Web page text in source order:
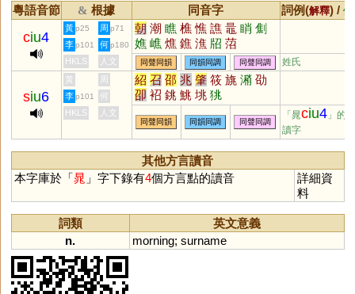
粵語音節 & 根據 同音字 詞例(解釋) /
ciu4
黃 p25 周 p71 朝 潮 瞧 樵 憔 譙 鼂 睄 劁
嫶 嶕 燋 鐎 潐 牊 菬
李 p101 何 p180
HKLS 人文 同聲同韻 同韻同調 同聲同調 姓氏
siu6
黃 周 紹 召 邵 兆 肇 筱 旐 潲 劭
卲 袑 銚 鮡 垗 狣
李 p101
何
HKLS
人文
同聲同韻 同韻同調 同聲同調
「晁ciu4 」的
讀字
其他方言讀音
本字庫於「晁 」字下錄有4個方言點的讀音
詳細資
料
詞類
英文意義
n.
morning; surname